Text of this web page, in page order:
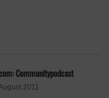
Entwickler
entwickelt.
Communitypodcast
2011